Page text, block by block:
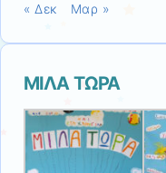
« Δεκ Μαρ »
ΜΙΛΑ ΤΩΡΑ